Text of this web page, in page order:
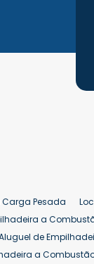
Pesada
a
de
a